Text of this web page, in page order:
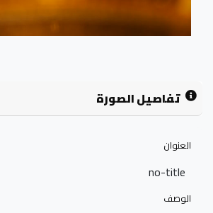
تفاصيل الصورة
العنوان
no-title
الوصف